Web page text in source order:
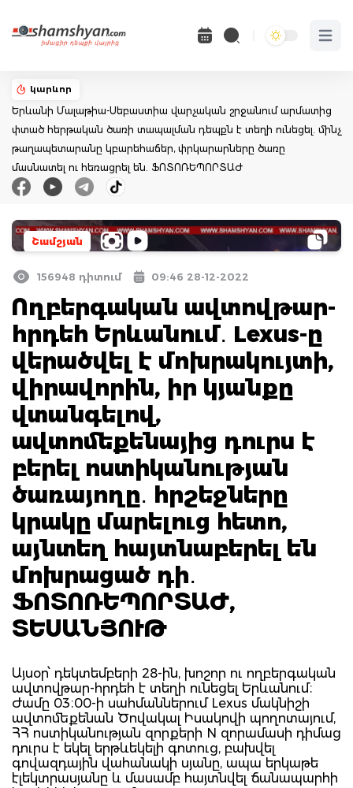
Open
կարևոր
Երևանի Մալաթիա-Սեբաստիա վարչական շրջանում արմատից
փտած հերթական ծառի տապալման դեպքն է տեղի ունեցել. մինչ
թաղապետարանը կբարեհաճեր, փրկարարները ծառը
մասնատել ու հեռացրել են. ՖՈՏՈՌԵՊՈՐՏԱԺ
Շամշյան
156948 դիտում 09:46 28-12-2022
Ողբերգական ավտովթար-
հրդեհ Երևանում․ Lexus-ը
վերածվել է մոխրակույտի,
վիրավորին, իր կյանքը
վտանգելով,
ավտոմեքենայից դուրս է
բերել ոստիկանության
ծառայողը․ հրշեջները
կրակը մարելուց հետո,
այնտեղ հայտնաբերել են
մոխրացած դի․
ՖՈՏՈՌԵՊՈՐՏԱԺ,
ՏԵՍԱՆՅՈՒԹ
Այսօր՝ դեկտեմբերի 28-ին, խոշոր ու ողբերգական
ավտովթար-հրդեհ է տեղի ունեցել Երևանում։
Ժամը 03։00-ի սահմաններում Lexus մակնիշի
ավտոմեքենան Ծովակալ Իսակովի պողոտայում,
ՀՀ ոստիկանության զորքերի N զորամասի դիմաց
դուրս է եկել երթևեկելի գոտուց, բախվել
գովազդային վահանակի սյանը, ապա երկաթե
էլեկտրասյանը և մասամբ հայտնվել ճանապարհի